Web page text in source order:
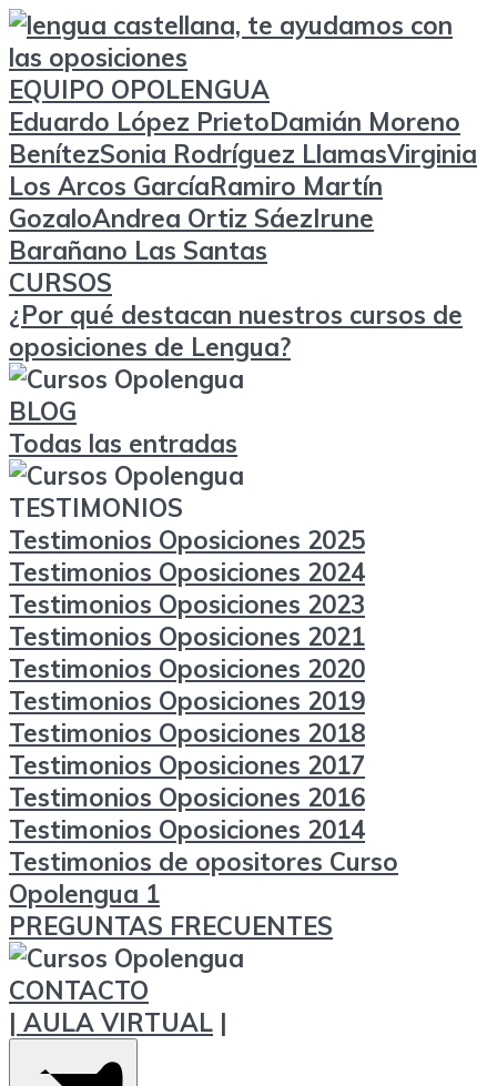
EQUIPO OPOLENGUA
Eduardo López PrietoDamián Moreno
BenítezSonia Rodríguez LlamasVirginia
Los Arcos GarcíaRamiro Martín
GozaloAndrea Ortiz SáezIrune
Barañano Las Santas
CURSOS
¿Por qué destacan nuestros cursos de
oposiciones de Lengua?
BLOG
Todas las entradas
TESTIMONIOS
Testimonios Oposiciones 2025
Testimonios Oposiciones 2024
Testimonios Oposiciones 2023
Testimonios Oposiciones 2021
Testimonios Oposiciones 2020
Testimonios Oposiciones 2019
Testimonios Oposiciones 2018
Testimonios Oposiciones 2017
Testimonios Oposiciones 2016
Testimonios Oposiciones 2014
Testimonios de opositores Curso
Opolengua 1
PREGUNTAS FRECUENTES
CONTACTO
| AULA VIRTUAL |